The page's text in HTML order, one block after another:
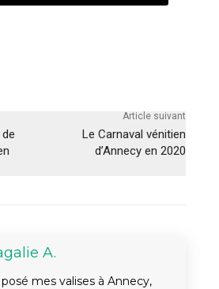
Article suivant
Le Carnaval vénitien
d’Annecy en 2020
A.
posé mes valises à Annecy,